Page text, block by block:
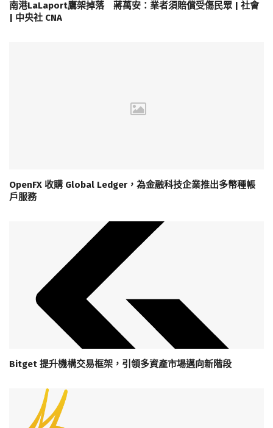
南港LaLaport鷹架掉落 蔣萬安：業者須賠償受傷民眾 | 社會
| 中央社 CNA
OpenFX 收購 Global Ledger，為金融科技企業推出多幣種帳
戶服務
Bitget 提升機構交易框架，引領多資產市場邁向新階段